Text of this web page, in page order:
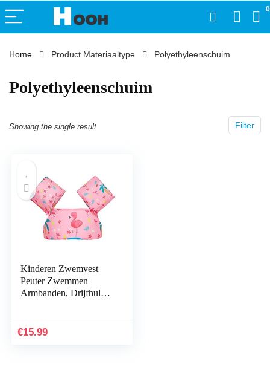
0
Home Product Materiaaltype ‎Polyethyleenschuim
‎Polyethyleenschuim
Filter
Showing the single result
Kinderen Zwemvest
Peuter Zwemmen
Armbanden, Drijfhulp
Antislip Zwemmen
€15.99